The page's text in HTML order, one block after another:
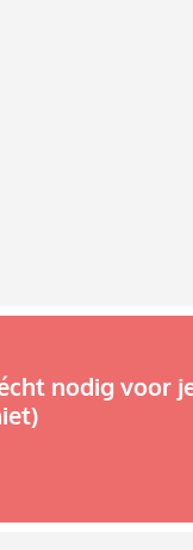
nodig voor